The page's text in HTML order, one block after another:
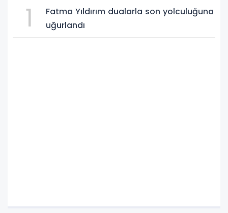
1
Fatma Yıldırım dualarla son yolculuğuna
uğurlandı